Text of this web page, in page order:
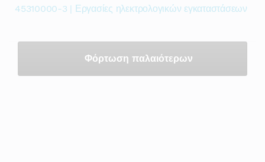
45310000-3 | Εργασίες ηλεκτρολογικών εγκαταστάσεων
Φόρτωση παλαιότερων